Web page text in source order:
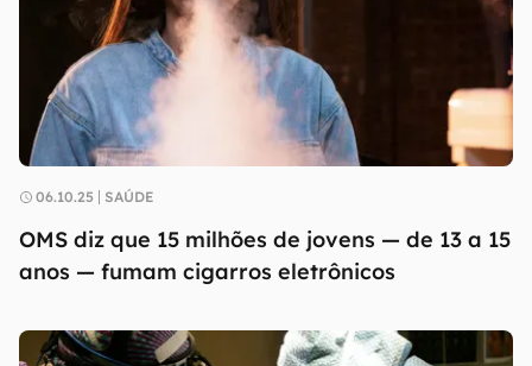
06.10.25 SAÚDE
OMS diz que 15 milhões de jovens — de 13 a 15
anos — fumam cigarros eletrônicos